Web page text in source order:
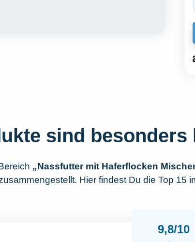
sind besonders
„Nassfutter mit Haferflocken
Hier findest Du die Top 15
9,8/10